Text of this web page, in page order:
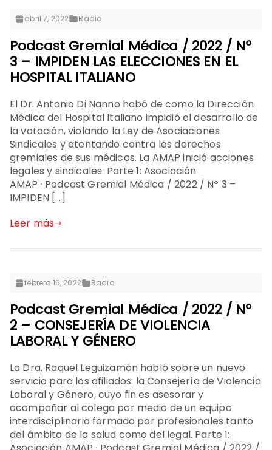
abril 7, 2022 Radio
Podcast Gremial Médica / 2022 / Nº
3 – IMPIDEN LAS ELECCIONES EN EL
HOSPITAL ITALIANO
El Dr. Antonio Di Nanno habó de como la Dirección
Médica del Hospital Italiano impidió el desarrollo de
la votación, violando la Ley de Asociaciones
Sindicales y atentando contra los derechos
gremiales de sus médicos. La AMAP inició acciones
legales y sindicales. Parte 1: Asociación
AMAP · Podcast Gremial Médica / 2022 / Nº 3 –
IMPIDEN […]
Leer más
febrero 16, 2022 Radio
Podcast Gremial Médica / 2022 / Nº
2 – CONSEJERÍA DE VIOLENCIA
LABORAL Y GÉNERO
La Dra. Raquel Leguizamón habló sobre un nuevo
servicio para los afiliados: la Consejería de Violencia
Laboral y Género, cuyo fin es asesorar y
acompañar al colega por medio de un equipo
interdisciplinario formado por profesionales tanto
del ámbito de la salud como del legal. Parte 1: